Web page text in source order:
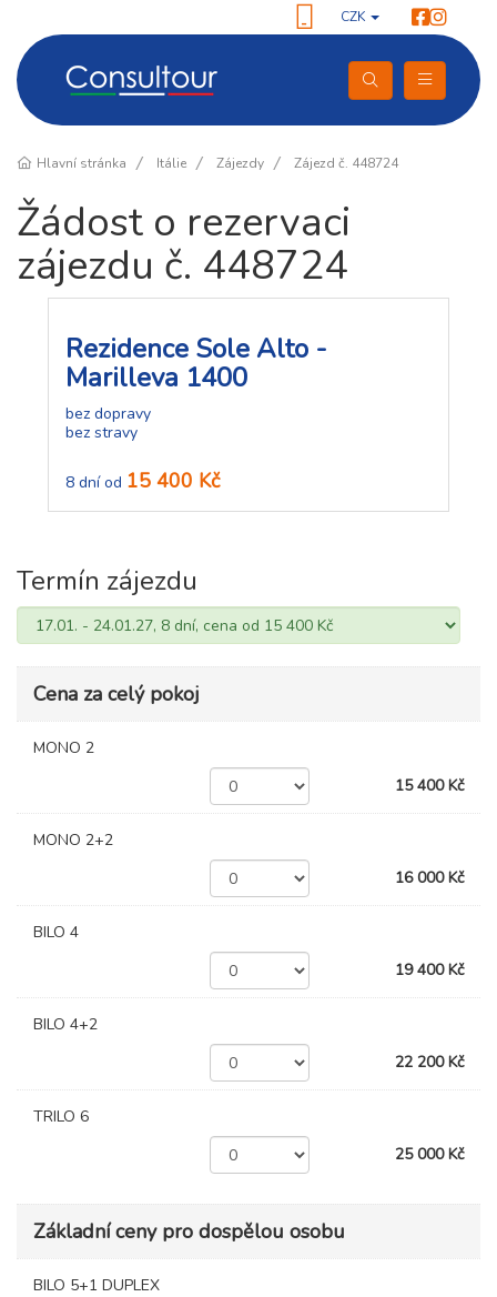
CZK
Hlavní stránka Itálie Zájezdy Zájezd č. 448724
Žádost o rezervaci
zájezdu č. 448724
Rezidence Sole Alto -
Marilleva 1400
bez dopravy
bez stravy
8 dní od 15 400 Kč
Termín zájezdu
Cena za celý pokoj
MONO 2
15 400 Kč
MONO 2+2
16 000 Kč
BILO 4
19 400 Kč
BILO 4+2
22 200 Kč
TRILO 6
25 000 Kč
Základní ceny pro dospělou osobu
BILO 5+1 DUPLEX